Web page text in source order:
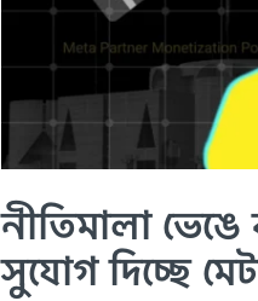
নীতিমালা
সুযোগ দিচ্ছে